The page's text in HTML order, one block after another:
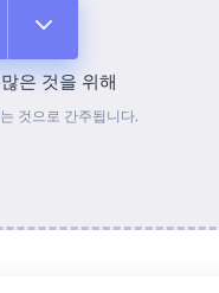
은 것을 위해
것으로 간주됩니다.